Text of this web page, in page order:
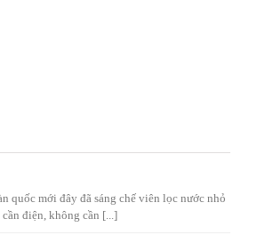
quốc mới đây đã sáng chế viên lọc nước nhỏ
điện, không cần [...]